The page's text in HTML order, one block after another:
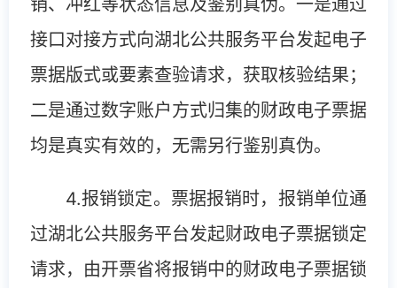
销、冲红等状态信息及鉴别真伪。一是通过
接口对接方式向湖北公共服务平台发起电子
票据版式或要素查验请求，获取核验结果；
二是通过数字账户方式归集的财政电子票据
均是真实有效的，无需另行鉴别真伪。
4.报销锁定。票据报销时，报销单位通
过湖北公共服务平台发起财政电子票据锁定
请求，由开票省将报销中的财政电子票据锁